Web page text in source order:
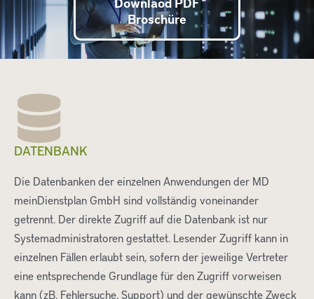
Broschüre
DATENBANK
Die Datenbanken der einzelnen Anwendungen der MD
meinDienstplan GmbH sind vollständig voneinander
getrennt. Der direkte Zugriff auf die Datenbank ist nur
Systemadministratoren gestattet. Lesender Zugriff kann in
einzelnen Fällen erlaubt sein, sofern der jeweilige Vertreter
eine entsprechende Grundlage für den Zugriff vorweisen
kann (zB. Fehlersuche, Support) und der gewünschte Zweck